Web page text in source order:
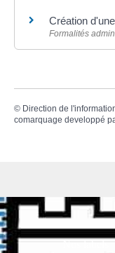
Création
Formalités
© Direction de
comarquage developpé